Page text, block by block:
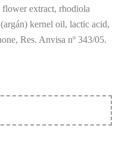
extract, rhodiola
kernel oil, lactic acid,
Res. Anvisa nº 343/05.